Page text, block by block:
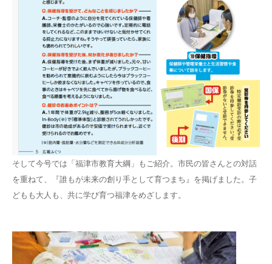
そして今号では「福津市教育大綱」もご紹介。市民の皆さんとの対話
を重ねて、『誰もが未来の創り手として育つまち』を掲げました。子
どもも大人も、共に学び育つ福津をめざします。